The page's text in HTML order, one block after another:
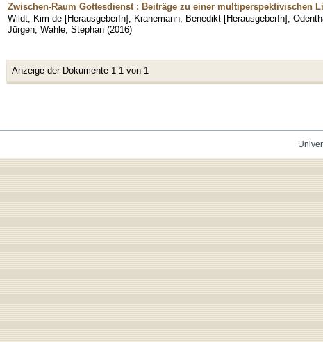
Zwischen-Raum Gottesdienst : Beiträge zu einer multiperspektivischen
Wildt, Kim de [HerausgeberIn]; Kranemann, Benedikt [HerausgeberIn];
Jürgen; Wahle, Stephan (2016)
Anzeige der Dokumente 1-1 von 1